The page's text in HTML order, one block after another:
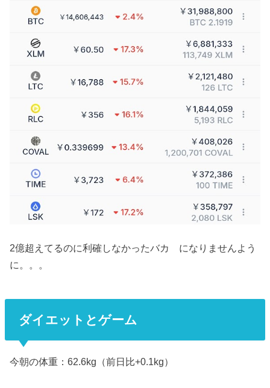
2億超えてるのに利確しなかったバカ になりませんよう
に。。。
ダイエットとゲーム
今朝の体重：62.6kg（前日比+0.1kg）